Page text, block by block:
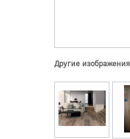
Другие изображения